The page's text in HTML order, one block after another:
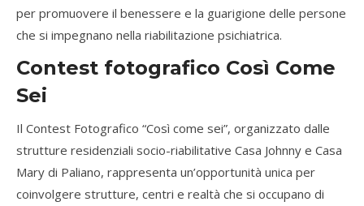
per promuovere il benessere e la guarigione delle persone
che si impegnano nella riabilitazione psichiatrica.
Contest fotografico Così Come
Sei
Il Contest Fotografico “Così come sei”, organizzato dalle
strutture residenziali socio-riabilitative Casa Johnny e Casa
Mary di Paliano, rappresenta un’opportunità unica per
coinvolgere strutture, centri e realtà che si occupano di